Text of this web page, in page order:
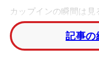
カップインの瞬間は
観客での開催という
もなかった。グリーン
ンワンしたことを知っ
記事の